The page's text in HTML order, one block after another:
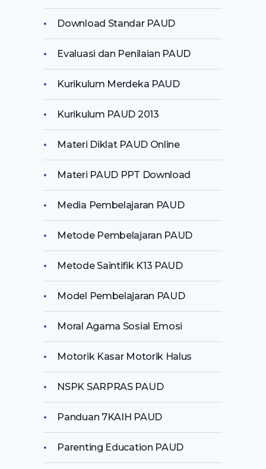
Download Standar PAUD
Evaluasi dan Penilaian PAUD
Kurikulum Merdeka PAUD
Kurikulum PAUD 2013
Materi Diklat PAUD Online
Materi PAUD PPT Download
Media Pembelajaran PAUD
Metode Pembelajaran PAUD
Metode Saintifik K13 PAUD
Model Pembelajaran PAUD
Moral Agama Sosial Emosi
Motorik Kasar Motorik Halus
NSPK SARPRAS PAUD
Panduan 7KAIH PAUD
Parenting Education PAUD